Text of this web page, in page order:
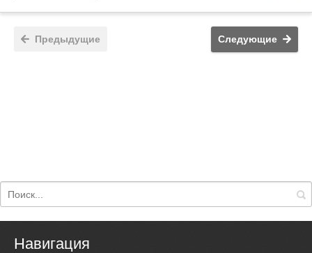
Предыдущие Следующие
Навигация